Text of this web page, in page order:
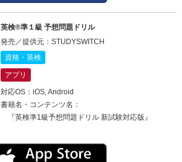
英検®準１級 予想問題ドリル
発売／提供元：STUDYSWITCH
資格・英検
アプリ
対応OS：iOS, Android
書籍名・コンテンツ名：
『英検準1級予想問題ドリル 新試験対応版』